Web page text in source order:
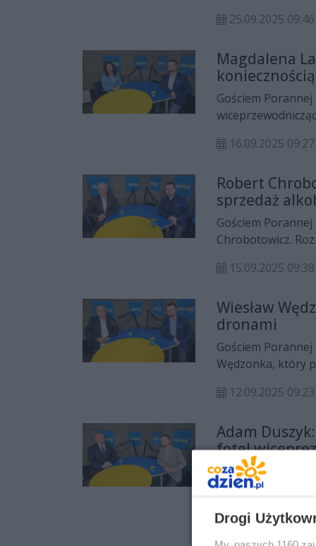
25.09.2025 09:46
Magdalena
koniecznością
Gościem Porannej
Radomskim
16.09.2025 09:27
Robert
sprzedaż
Gościem
Chrobotowicz.
15.09.2025 09:38
Wiesław
dronami
Gościem Porannej
Wędzonka, który
12.09.2025 09:23
Adam
fotel
Gościem porannej
radomskiego PSL
09.09.2025
Drogi